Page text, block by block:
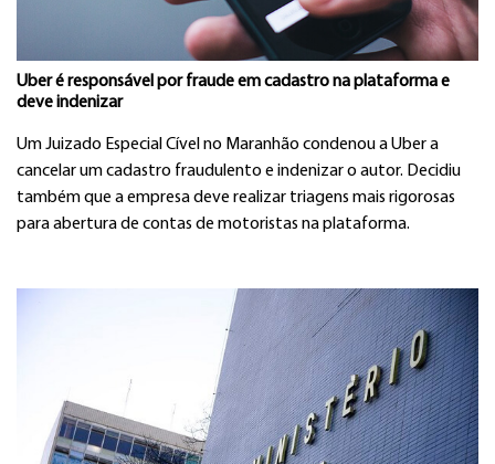
Uber é responsável por fraude em cadastro na plataforma e
deve indenizar
Um Juizado Especial Cível no Maranhão condenou a Uber a
cancelar um cadastro fraudulento e indenizar o autor. Decidiu
também que a empresa deve realizar triagens mais rigorosas
para abertura de contas de motoristas na plataforma.